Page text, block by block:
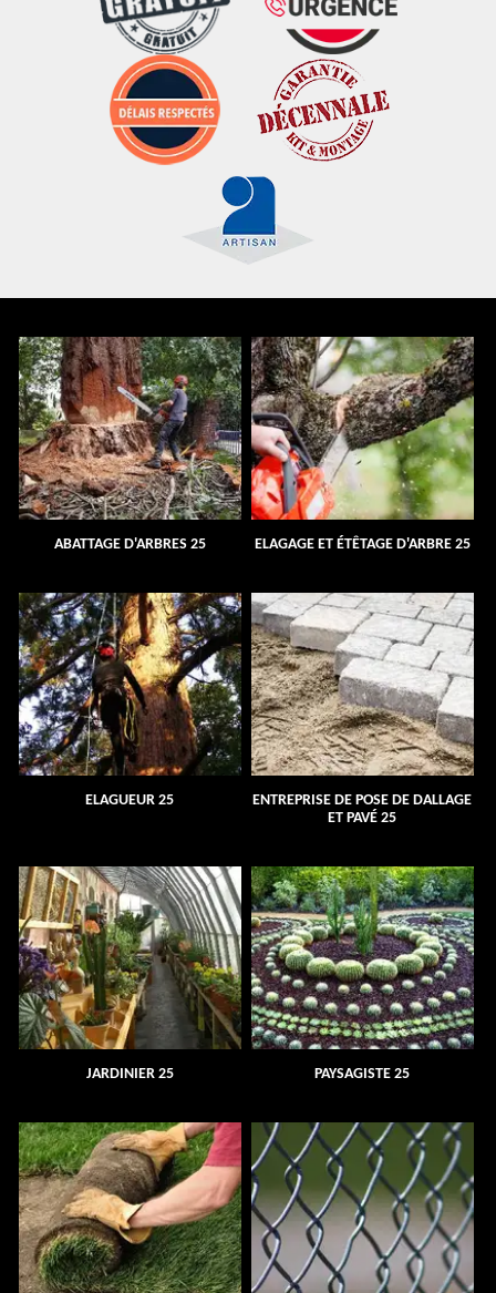
ABATTAGE D'ARBRES 25 ELAGAGE ET ÉTÊTAGE D'ARBRE 25
ELAGUEUR 25
ENTREPRISE DE POSE DE DALLAGE
ET PAVÉ 25
JARDINIER 25 PAYSAGISTE 25